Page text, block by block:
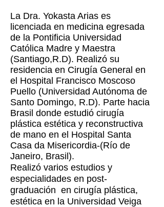
La Dra. Yokasta Arias es
licenciada en medicina egresada
de la Pontificia Universidad
Católica Madre y Maestra
(Santiago,R.D). Realizó su
residencia en Cirugía General en
el Hospital Francisco Moscoso
Puello (Universidad Autónoma de
Santo Domingo, R.D). Parte hacia
Brasil donde estudió cirugía
plástica estética y reconstructiva
de mano en el Hospital Santa
Casa da Misericordia-(Río de
Janeiro, Brasil).
Realizó varios estudios y
especialidades en post-
graduación en cirugía plástica,
estética en la Universidad Veiga